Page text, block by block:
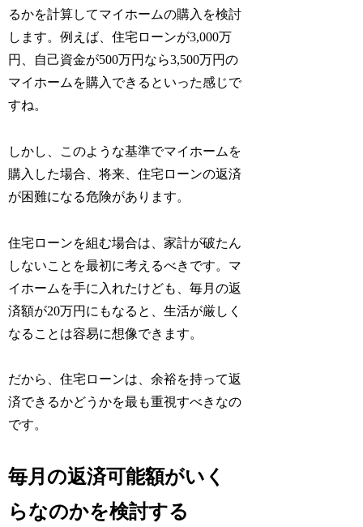
るかを計算してマイホームの購入を検討
します。例えば、住宅ローンが3,000万
円、自己資金が500万円なら3,500万円の
マイホームを購入できるといった感じで
すね。
しかし、このような基準でマイホームを
購入した場合、将来、住宅ローンの返済
が困難になる危険があります。
住宅ローンを組む場合は、家計が破たん
しないことを最初に考えるべきです。マ
イホームを手に入れたけども、毎月の返
済額が20万円にもなると、生活が厳しく
なることは容易に想像できます。
だから、住宅ローンは、余裕を持って返
済できるかどうかを最も重視すべきなの
です。
毎月の返済可能額がいく
らなのかを検討する